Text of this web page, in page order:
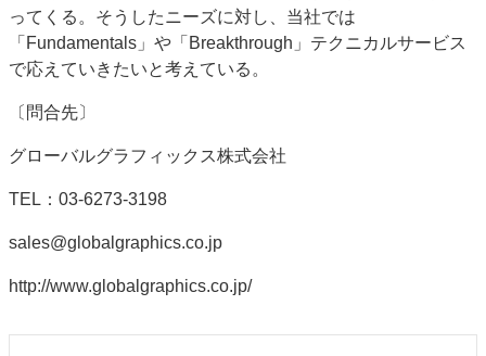
ってくる。そうしたニーズに対し、当社では
「Fundamentals」や「Breakthrough」テクニカルサービス
で応えていきたいと考えている。
〔問合先〕
グローバルグラフィックス株式会社
TEL：03-6273-3198
sales@globalgraphics.co.jp
http://www.globalgraphics.co.jp/